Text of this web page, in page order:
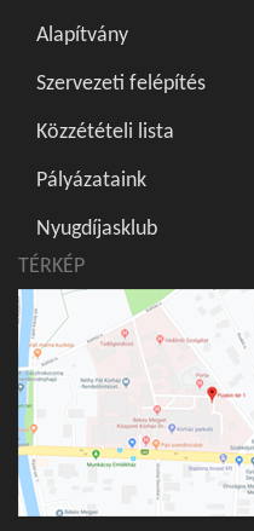
Alapítvány
Szervezeti felépítés
Közzétételi lista
Pályázataink
Nyugdíjasklub
TÉRKÉP